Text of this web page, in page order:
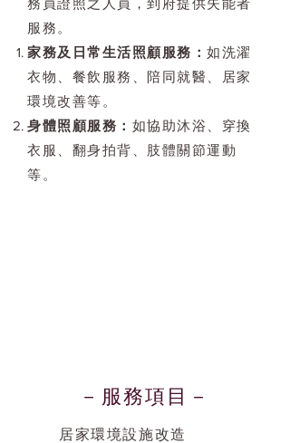
務員證照之人員，到府提供失能者
服務。
家務及日常生活照顧服務： 如洗濯
衣物、餐飲服務、陪同就醫、居家
環境改善等。
身體照顧服務： 如協助沐浴、穿換
衣服、翻身拍背、肢體關節運動
等。
－服務項目－
居家環境設施改造